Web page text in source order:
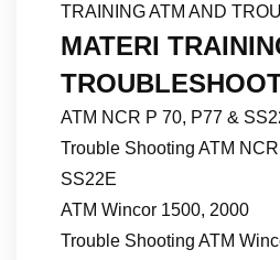
TRAINING ATM AND
MATERI
ATM NCR P 70, P77 &
Trouble Shooting ATM
SS22E
ATM Wincor 1500, 2000
Trouble Shooting ATM